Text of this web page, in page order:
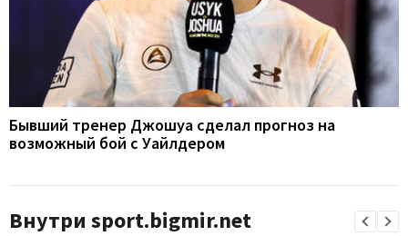
Бывший тренер Джошуа сделал прогноз на
возможный бой с Уайлдером
Внутри sport.bigmir.net